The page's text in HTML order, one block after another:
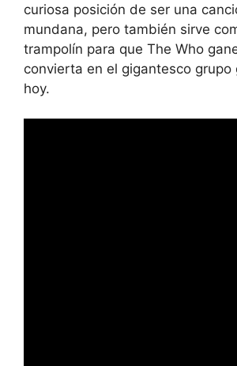
curiosa posición de ser una
mundana, pero también sirve
trampolín para que The Who
convierta en el gigantesco grupo
hoy.